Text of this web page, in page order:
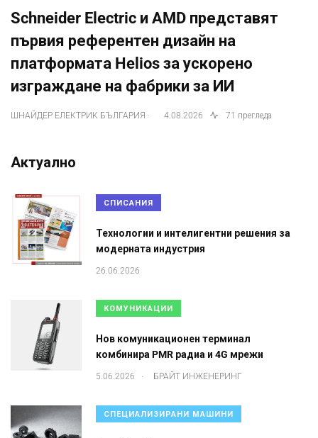
Schneider Electric и AMD представят
първия референтен дизайн на
платформата Helios за ускорено
изграждане на фабрики за ИИ
ШНАЙДЕР ЕЛЕКТРИК БЪЛГАРИЯ . 4.08.2026 71 прегледа
Актуално
СПИСАНИЯ
Технологии и интелигентни решения за
модерната индустрия
26.06.2026
КОМУНИКАЦИИ
Нов комуникационен терминал
комбинира PMR радиа и 4G мрежи
5.06.2026 . БРАЙТ ИНЖЕНЕРИНГ
СПЕЦИАЛИЗИРАНИ МАШИНИ